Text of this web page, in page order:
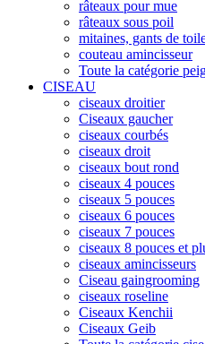
râteaux pour mue
râteaux sous poil
mitaines, gants de
couteau amincisseur
Toute la catégorie
CISEAU
ciseaux droitier
Ciseaux gaucher
ciseaux courbés
ciseaux droit
ciseaux bout rond
ciseaux 4 pouces
ciseaux 5 pouces
ciseaux 6 pouces
ciseaux 7 pouces
ciseaux 8 pouces et
ciseaux amincisseurs
Ciseau gaingrooming
ciseaux roseline
Ciseaux Kenchii
Ciseaux Geib